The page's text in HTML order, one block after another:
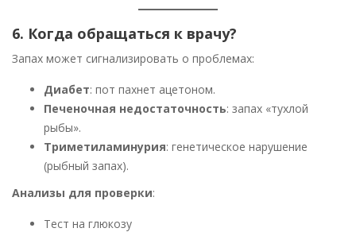
6. Когда обращаться к врачу?
Запах может сигнализировать о проблемах:
Диабет: пот пахнет ацетоном.
Печеночная недостаточность: запах «тухлой
рыбы».
Триметиламинурия: генетическое нарушение
(рыбный запах).
Анализы для проверки:
Тест на глюкозу